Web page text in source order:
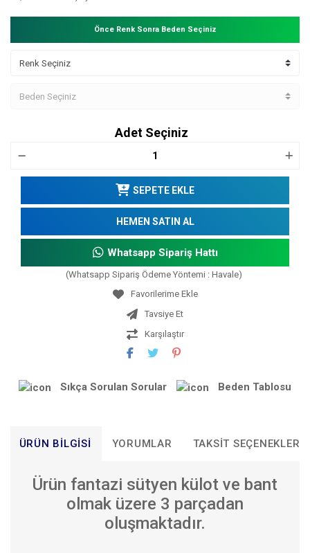
Önce Renk Sonra Beden Seçiniz
Adet Seçiniz
SEPETE EKLE
HEMEN SATIN AL
Whatsapp Sipariş Hattı
(Whatsapp Sipariş Ödeme Yöntemi : Havale)
Tavsiye Et
Karşılaştır
Sıkça Sorulan Sorular Beden Tablosu
ÜRÜN BILGISI YORUMLAR TAKSIT SEÇENEKLERI
Ürün fantazi sütyen külot ve bant
olmak üzere 3 parçadan
oluşmaktadır.